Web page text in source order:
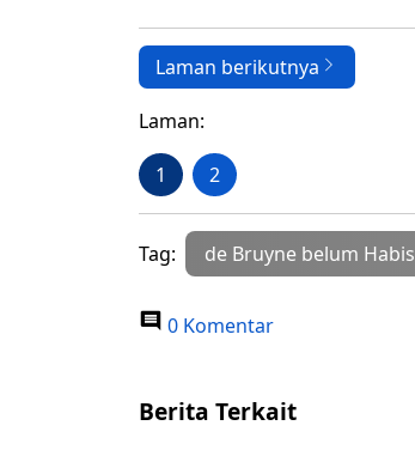
Laman berikutnya
Laman:
1 2
Tag: de Bruyne belum Habis
0 Komentar
Berita Terkait